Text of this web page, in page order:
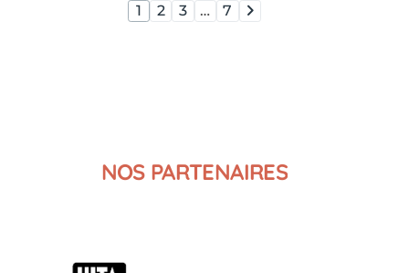
1 2 3 … 7
NOS PARTENAIRES